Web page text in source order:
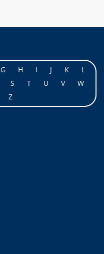
G H I J K
L
S T U V
W
Z